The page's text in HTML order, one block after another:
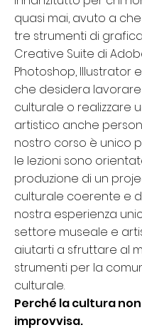
quasi mai, avuto a
tre strumenti di
Creative Suite di
Photoshop, Illustrator
che desidera
culturale o realizzare
artistico anche
nostro corso è unico
le lezioni sono
produzione di un
culturale coerente e
nostra esperienza
settore museale e
aiutarti a sfruttare al
strumenti per la
culturale.
Perché la cultura
improvvisa.